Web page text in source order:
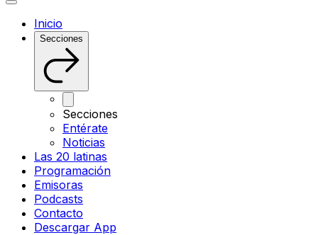
Inicio
Secciones
Secciones
Entérate
Noticias
Las 20 latinas
Programación
Emisoras
Podcasts
Contacto
Descargar App